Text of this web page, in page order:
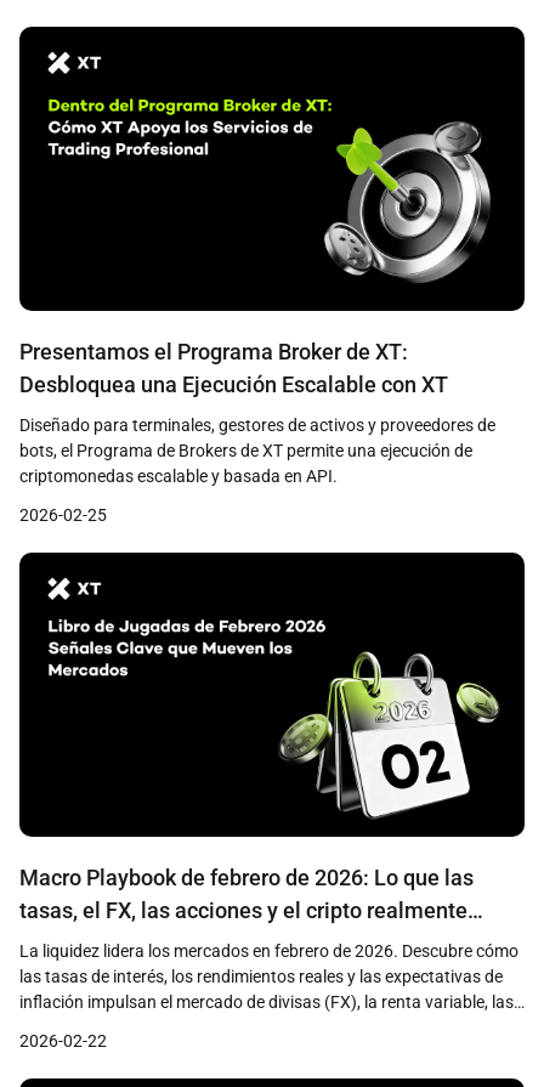
Presentamos el Programa Broker de XT:
Desbloquea una Ejecución Escalable con XT
Diseñado para terminales, gestores de activos y proveedores de
bots, el Programa de Brokers de XT permite una ejecución de
criptomonedas escalable y basada en API.
2026-02-25
Macro Playbook de febrero de 2026: Lo que las
tasas, el FX, las acciones y el cripto realmente
están descontando
La liquidez lidera los mercados en febrero de 2026. Descubre cómo
las tasas de interés, los rendimientos reales y las expectativas de
inflación impulsan el mercado de divisas (FX), la renta variable, las
2026-02-22